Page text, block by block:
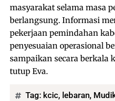
masyarakat selama masa
berlangsung. Informasi
pekerjaan pemindahan
penyesuaian operasional
sampaikan secara berkala
tutup Eva.
Tag: kcic, lebaran,